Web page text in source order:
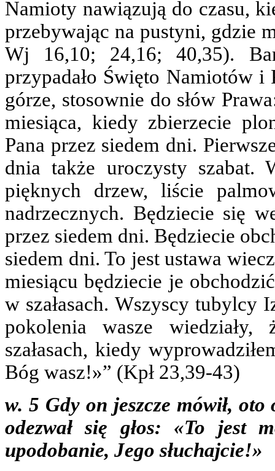
Namioty nawiązują do czasu,
przebywając na pustyni, gdzie
Wj 16,10; 24,16; 40,35).
przypadało Święto Namiotów i
górze, stosownie do słów
miesiąca, kiedy zbierzecie
Pana przez siedem dni.
dnia także uroczysty szabat.
pięknych drzew, liście
nadrzecznych. Będziecie się
przez siedem dni. Będziecie
siedem dni. To jest ustawa
miesiącu będziecie je
w szałasach. Wszyscy tubylcy
pokolenia wasze
szałasach, kiedy
Bóg wasz!»” (Kpł 23,39-43)
w. 5 Gdy on jeszcze mówił, oto
odezwał się głos: «To jest
upodobanie, Jego słuchajcie!»